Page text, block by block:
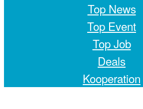
Top News
Top Event
Top Job
Deals
Kooperation